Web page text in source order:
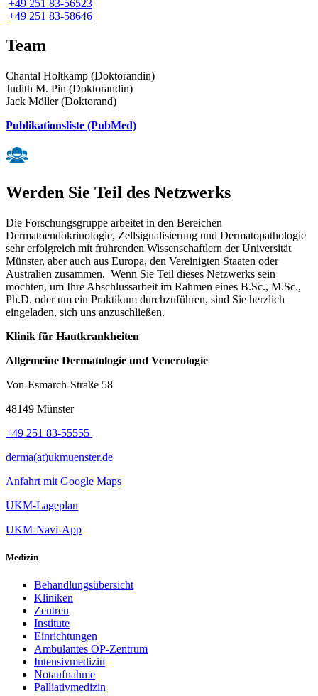
+49 251 83-56523
+49 251 83-58646
Team
Chantal Holtkamp (Doktorandin)
Judith M. Pin (Doktorandin)
Jack Möller (Doktorand)
Publikationsliste (PubMed)
Werden Sie Teil des Netzwerks
Die Forschungsgruppe arbeitet in den Bereichen
Dermatoendokrinologie, Zellsignalisierung und Dermatopathologie
sehr erfolgreich mit frührenden Wissenschaftlern der Universität
Münster, aber auch aus Europa, den Vereinigten Staaten oder
Australien zusammen. Wenn Sie Teil dieses Netzwerks sein
möchten, um Ihre Abschlussarbeit im Rahmen eines B.Sc., M.Sc.,
Ph.D. oder um ein Praktikum durchzuführen, sind Sie herzlich
eingeladen, sich uns anzuschließen.
Klinik für Hautkrankheiten
Allgemeine Dermatologie und Venerologie
Von-Esmarch-Straße 58
48149 Münster
+49 251 83-55555
derma(at)ukmuenster.de
Anfahrt mit Google Maps
UKM-Lageplan
UKM-Navi-App
Medizin
Behandlungsübersicht
Kliniken
Zentren
Institute
Einrichtungen
Ambulantes OP-Zentrum
Intensivmedizin
Notaufnahme
Palliativmedizin